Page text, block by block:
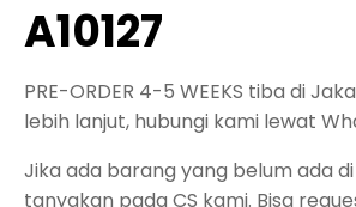
A10127
PRE-ORDER 4-5 WEEKS tiba di
lebih lanjut, hubungi kami lewat
Jika ada barang yang belum ada di
tanyakan pada CS kami. Bisa